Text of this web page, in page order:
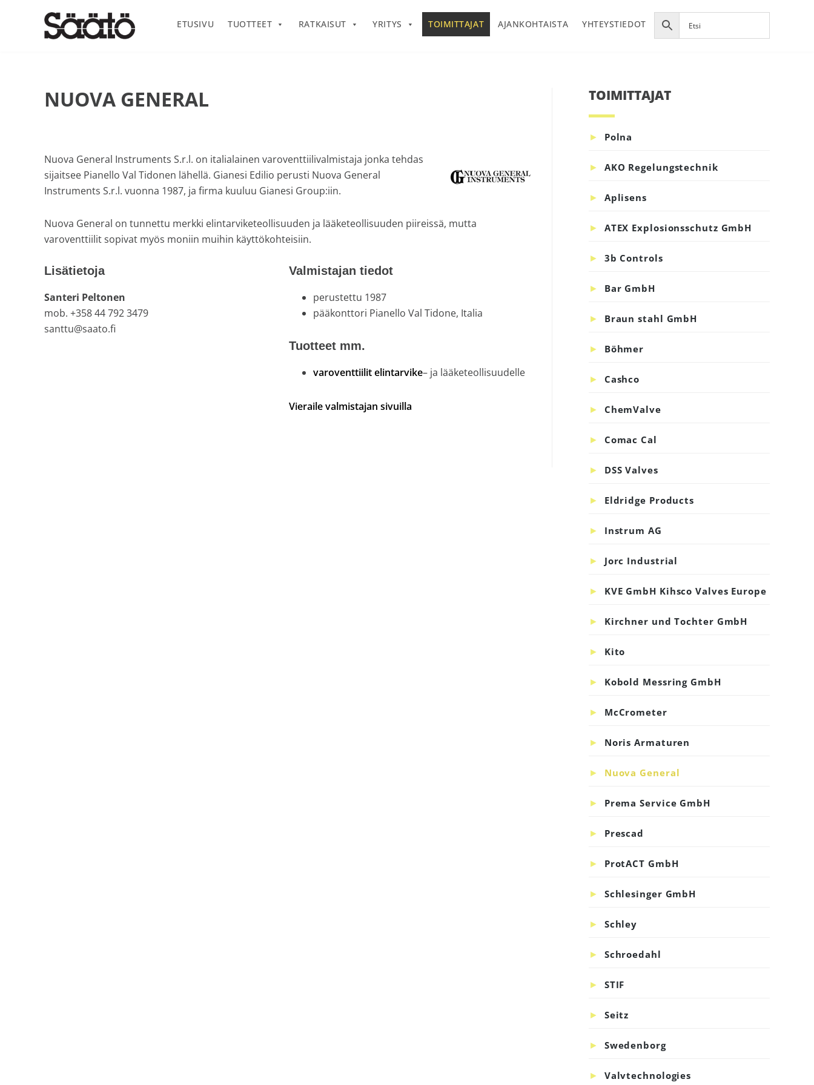
ensisijaiseen
valikkoon
pääsisältöön
ensisijaiseen
sivupalkkiin
alatunnisteeseen
on
vuonna
suomalainen
teknisen
alan
joka
markkinoi
myös
venttiilejä
ja
mittareita.
ETUSIVU TUOTTEET RATKAISUT YRITYS TOIMITTAJAT AJANKOHTAISTA YHTEYSTIEDOT
NUOVA GENERAL
Nuova General Instruments S.r.l. on italialainen varoventtiilivalmistaja jonka tehdas
sijaitsee Pianello Val Tidonen lähellä. Gianesi Edilio perusti Nuova General
Instruments S.r.l. vuonna 1987, ja firma kuuluu Gianesi Group:iin.
Nuova General on tunnettu merkki elintarviketeollisuuden ja lääketeollisuuden piireissä, mutta
varoventtiilit sopivat myös moniin muihin käyttökohteisiin.
Lisätietoja
Santeri Peltonen
mob. +358 44 792 3479
santtu@saato.fi
Valmistajan tiedot
perustettu 1987
pääkonttori Pianello Val Tidone, Italia
Tuotteet mm.
varoventtiilit elintarvike– ja lääketeollisuudelle
Vieraile valmistajan sivuilla
Ensisijainen
sivupalkki
TOIMITTAJAT
Polna
AKO Regelungstechnik
Aplisens
ATEX Explosionsschutz GmbH
3b Controls
Bar GmbH
Braun stahl GmbH
Böhmer
Cashco
ChemValve
Comac Cal
DSS Valves
Eldridge Products
Instrum AG
Jorc Industrial
KVE GmbH Kihsco Valves Europe
Kirchner und Tochter GmbH
Kito
Kobold Messring GmbH
McCrometer
Noris Armaturen
Nuova General
Prema Service GmbH
Prescad
ProtACT GmbH
Schlesinger GmbH
Schley
Schroedahl
STIF
Seitz
Swedenborg
Valvtechnologies